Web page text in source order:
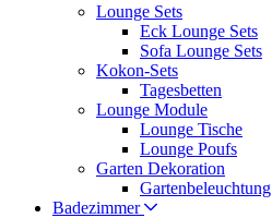
Lounge Sets
Eck Lounge Sets
Sofa Lounge Sets
Kokon-Sets
Tagesbetten
Lounge Module
Lounge Tische
Lounge Poufs
Garten Dekoration
Gartenbeleuchtung
Badezimmer